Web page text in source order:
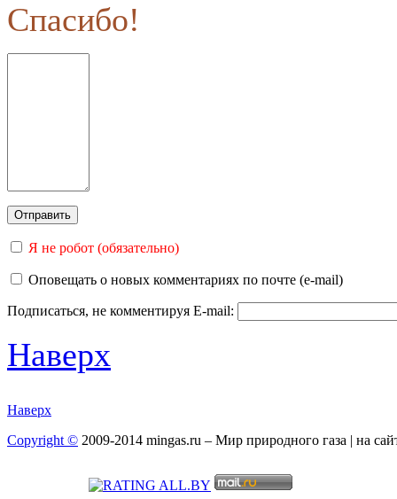
Спасибо!
Я не робот (обязательно)
Оповещать о новых комментариях по почте (e-mail)
Подписаться, не комментируя E-mail:
Наверх
Наверх
Copyright © 2009-2014 mingas.ru – Мир природного газа | на